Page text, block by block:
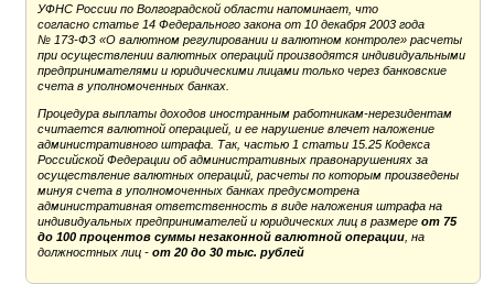
УФНС России по Волгоградской области напоминает, что
согласно статье 14 Федерального закона от 10 декабря 2003 года
№ 173-ФЗ «О валютном регулировании и валютном контроле» расчеты
при осуществлении валютных операций производятся индивидуальными
предпринимателями и юридическими лицами только через банковские
счета в уполномоченных банках.
Процедура выплаты доходов иностранным работникам-нерезидентам
считается валютной операцией, и ее нарушение влечет наложение
административного штрафа. Так, частью 1 статьи 15.25 Кодекса
Российской Федерации об административных правонарушениях за
осуществление валютных операций, расчеты по которым произведены
минуя счета в уполномоченных банках предусмотрена
административная ответственность в виде наложения штрафа на
индивидуальных предпринимателей и юридических лиц в размере от 75
до 100 процентов суммы незаконной валютной операции , на
должностных лиц - от 20 до 30 тыс. рублей